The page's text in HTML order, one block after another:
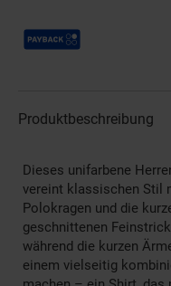
Payback Punkte
Produktbeschreibung
Dieses unifarbene
vereint klassischen Stil
Polokragen und die
geschnittenen
während die kurzen
einem vielseitig